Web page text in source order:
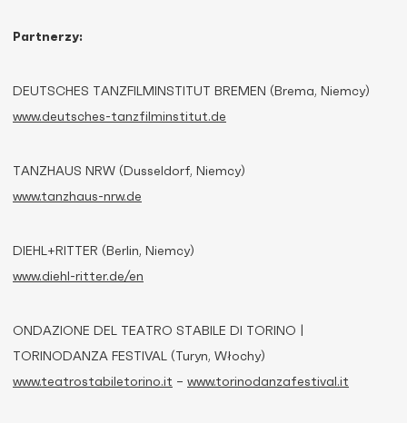
Partnerzy:
DEUTSCHES TANZFILMINSTITUT BREMEN (Brema, Niemcy)
www.deutsches-tanzfilminstitut.de
TANZHAUS NRW (Dusseldorf, Niemcy)
www.tanzhaus-nrw.de
DIEHL+RITTER (Berlin, Niemcy)
www.diehl-ritter.de/en
ONDAZIONE DEL TEATRO STABILE DI TORINO |
TORINODANZA FESTIVAL (Turyn, Włochy)
www.teatrostabiletorino.it – www.torinodanzafestival.it